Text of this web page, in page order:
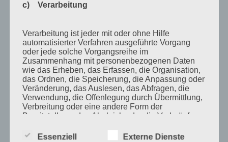
Februar 2011
Januar 2011
Dezember 2010
November 2010
Oktober 2010
September 2010
August 2010
c) Verarbeitung
Verarbeitung ist jeder mit oder ohne Hilfe
automatisierter Verfahren ausgeführte Vorgang
oder jede solche Vorgangsreihe im
Zusammenhang mit personenbezogenen Daten
wie das Erheben, das Erfassen, die Organisation,
das Ordnen, die Speicherung, die Anpassung oder
Veränderung, das Auslesen, das Abfragen, die
Verwendung, die Offenlegung durch Übermittlung,
Verbreitung oder eine andere Form der
Bereitstellung, den Abgleich oder die Verknüpfung,
Vernichtung.
Essenziell Externe Dienste